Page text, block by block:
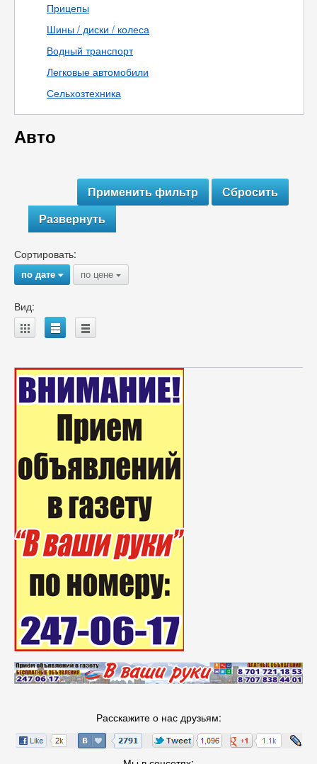
Прицепы
Шины / диски / колеса
Водный транспорт
Легковые автомобили
Сельхозтехника
Авто
Развернуть
Сортировать:
по дате{ по цене {
Вид:
A B C
Расскажите о нас друзьям: